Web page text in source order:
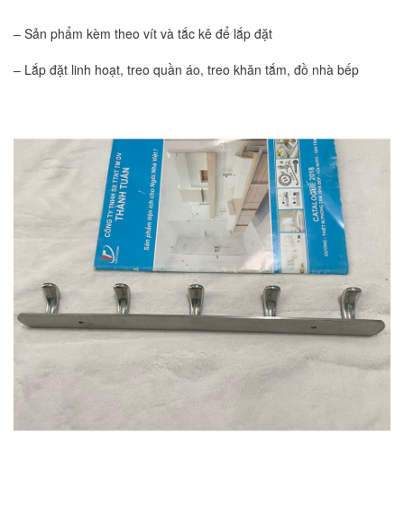
– Sản phẩm kèm theo vít và tắc kê để lắp đặt
– Lắp đặt linh hoạt, treo quần áo, treo khăn tắm, đồ nhà bếp